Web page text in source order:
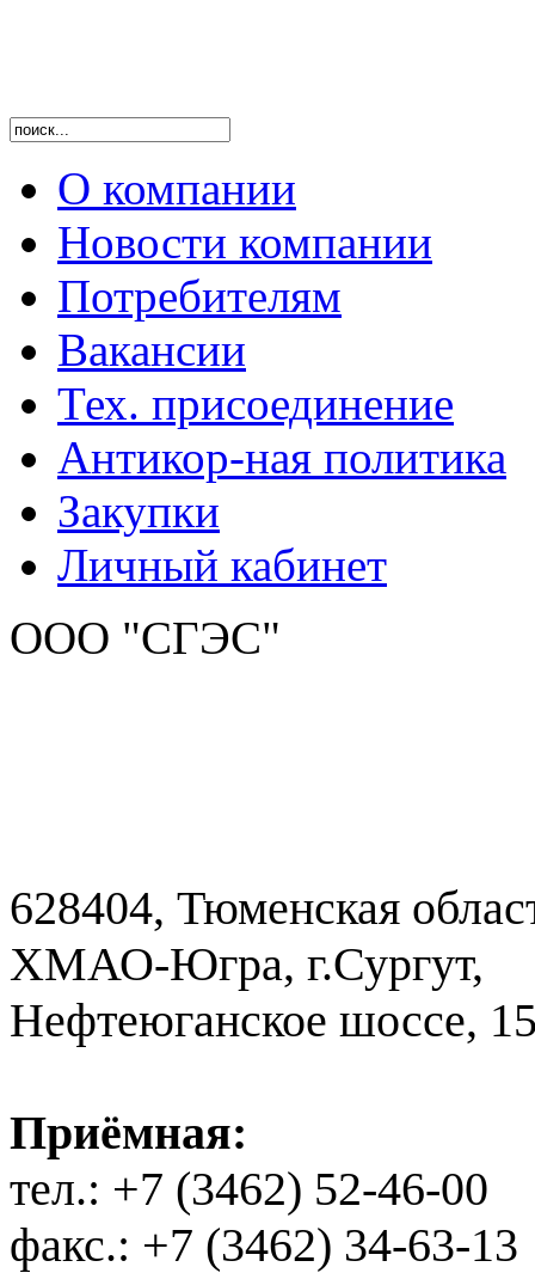
О компании
Новости компании
Потребителям
Вакансии
Тех. присоединение
Антикор-ная политика
Закупки
Личный кабинет
ООО "СГЭС"
628404, Тюменская
ХМАО-Югра, г.Сургут,
Нефтеюганское шоссе,
Приёмная:
тел.: +7 (3462) 52-46-00
факс.: +7 (3462) 34-63-13